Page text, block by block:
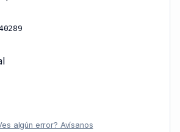
algún error? Avísanos